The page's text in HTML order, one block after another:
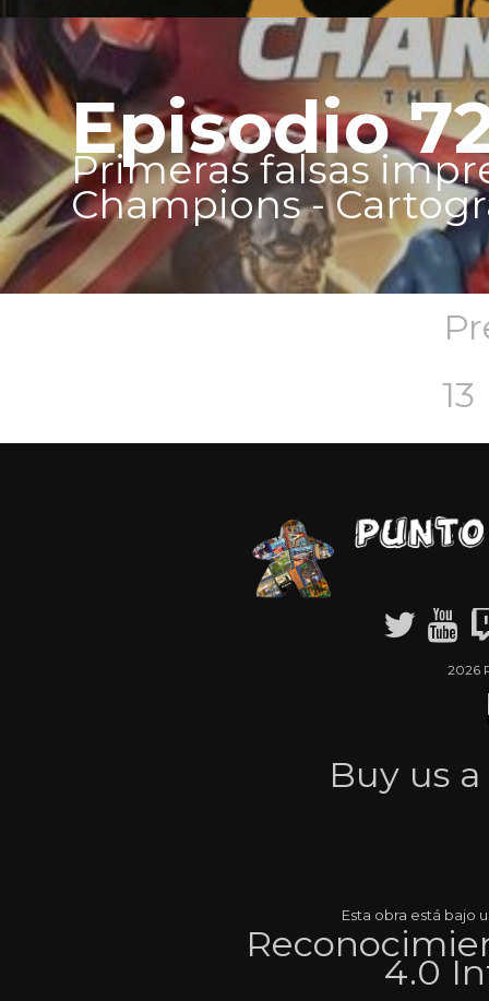
Episodio
Primeras falsas
Champions -
13
2026
Buy us a
Esta obra está bajo
4.0